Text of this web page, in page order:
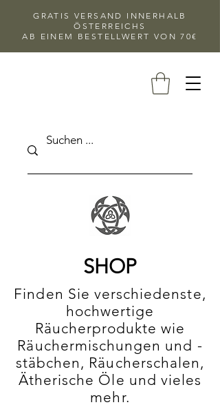
GRATIS VERSAND INNERHALB
ÖSTERREICHS
AB EINEM BESTELLWERT VON 70€
SHOP
Finden Sie verschiedenste,
hochwertige
Räucherprodukte wie
Räuchermischungen und -
stäbchen, Räucherschalen,
Ätherische Öle und vieles
mehr.